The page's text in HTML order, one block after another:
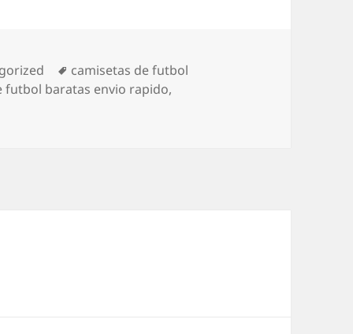
Etiquetas
camisetas de futbol
futbol baratas envio rapido,